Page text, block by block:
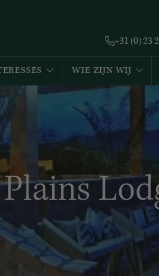
+31 (0) 23
WIE ZIJN WIJ